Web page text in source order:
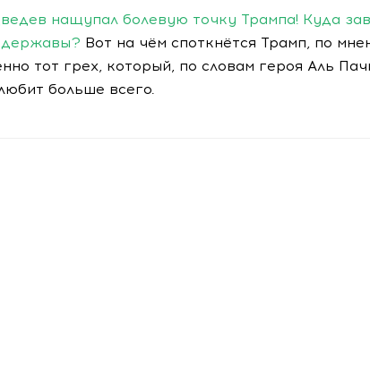
нащупал болевую точку Трампа! Куда
державы? Вот на чём споткнётся Трамп, по
тот грех, который, по словам героя Аль
больше всего.